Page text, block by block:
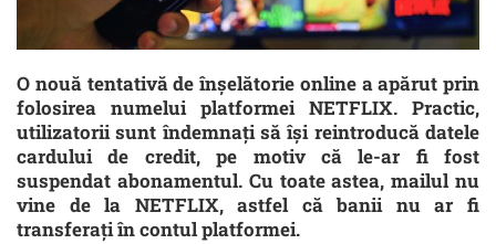
O nouă tentativă de înşelătorie online a apărut prin
folosirea numelui platformei NETFLIX. Practic,
utilizatorii sunt îndemnaţi să îşi reintroducă datele
cardului de credit, pe motiv că le-ar fi fost
suspendat abonamentul. Cu toate astea, mailul nu
vine de la NETFLIX, astfel că banii nu ar fi
transferaţi în contul platformei.